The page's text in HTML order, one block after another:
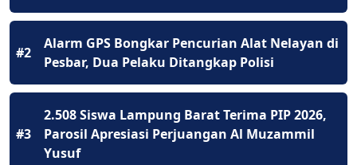
#2
Alarm GPS Bongkar Pencurian Alat Nelayan di
Pesbar, Dua Pelaku Ditangkap Polisi
#3
2.508 Siswa Lampung Barat Terima PIP 2026,
Parosil Apresiasi Perjuangan Al Muzammil
Yusuf